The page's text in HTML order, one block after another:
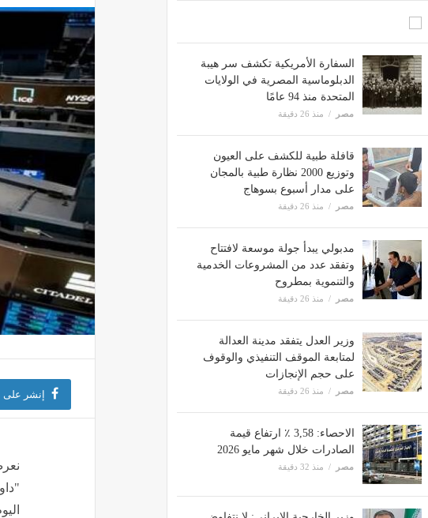
السفارة الأمريكية تكشف سر هيبة
الدبلوماسية المصرية في الولايات
المتحدة منذ 94 عامًا
مصر منذ 26 دقيقة
قافلة طبية للكشف على العيون
وتوزيع 2000 نظارة طبية بالمجان
على مدار أسبوع بسوهاج
مصر منذ 26 دقيقة
مدبولي يبدأ جولة موسعة لافتتاح
وتفقد عدد من المشروعات الخدمية
والتنموية بمطروح
مصر منذ 26 دقيقة
وزير العدل يتفقد مدينة العدالة
لمتابعة الموقف التنفيذي والوقوف
على حجم الإنجازات
مصر منذ 26 دقيقة
الاحصاء: 3,58 ٪ ارتفاع قيمة
الصادرات خلال شهر مايو 2026
مصر منذ 32 دقيقة
إنشر على
اليوم